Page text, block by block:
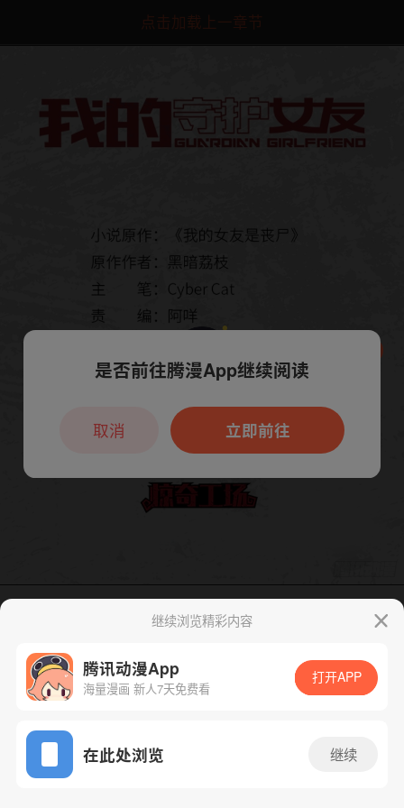
点击加载上一章节
App免费看
腾漫App免费看
继续浏览精彩内容
腾讯动漫App
海量漫画 新人7天免费看
打开APP
在此处浏览 继续
本章节仅支持App阅读，可打开App新用
户7天免费看
是否前往腾漫App继续阅读
立即前往
取消